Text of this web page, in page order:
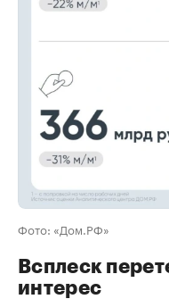
Фото: «Дом.РФ»
Всплеск
интерес